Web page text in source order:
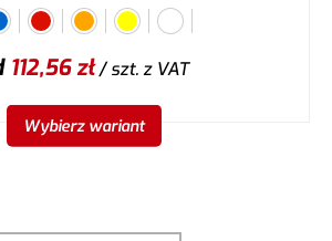
112,56zł/ szt.z VAT
Wybierz wariant